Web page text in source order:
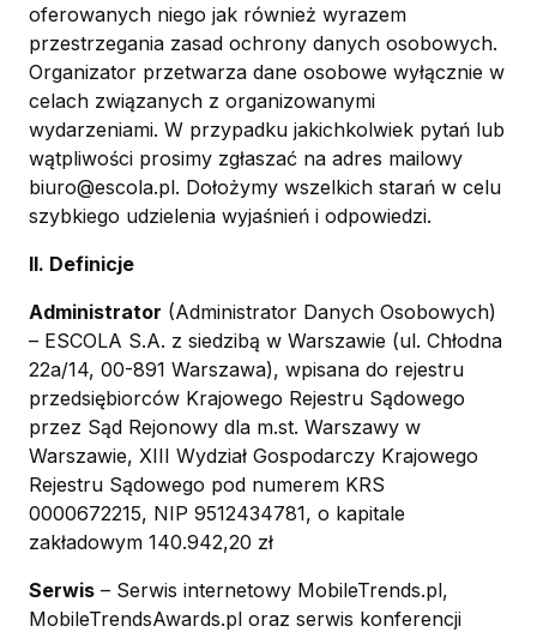
oferowanych niego jak również wyrazem
przestrzegania zasad ochrony danych osobowych.
Organizator przetwarza dane osobowe wyłącznie w
celach związanych z organizowanymi
wydarzeniami. W przypadku jakichkolwiek pytań lub
wątpliwości prosimy zgłaszać na adres mailowy
biuro@escola.pl. Dołożymy wszelkich starań w celu
szybkiego udzielenia wyjaśnień i odpowiedzi.
II. Definicje
Administrator (Administrator Danych Osobowych)
– ESCOLA S.A. z siedzibą w Warszawie (ul. Chłodna
22a/14, 00-891 Warszawa), wpisana do rejestru
przedsiębiorców Krajowego Rejestru Sądowego
przez Sąd Rejonowy dla m.st. Warszawy w
Warszawie, XIII Wydział Gospodarczy Krajowego
Rejestru Sądowego pod numerem KRS
0000672215, NIP 9512434781, o kapitale
zakładowym 140.942,20 zł
Serwis – Serwis internetowy MobileTrends.pl,
MobileTrendsAwards.pl oraz serwis konferencji